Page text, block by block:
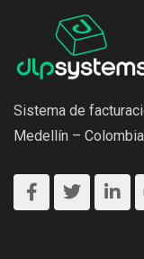
Sistema de
Medellín – Colombia